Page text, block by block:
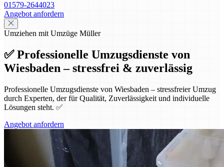
01579-2644023
Angebot anfordern
Umziehen mit Umzüge Müller
✅ Professionelle Umzugsdienste von
Wiesbaden – stressfrei & zuverlässig
Professionelle Umzugsdienste von Wiesbaden – stressfreier Umzug
durch Experten, der für Qualität, Zuverlässigkeit und individuelle
Lösungen steht. ✅
Angebot anfordern